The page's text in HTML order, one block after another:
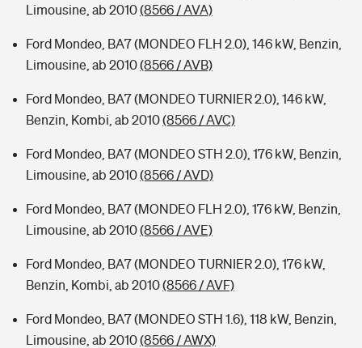
Limousine, ab 2010(8566 / AVA)
Ford Mondeo, BA7 (MONDEO FLH 2.0), 146 kW, Benzin,
Limousine, ab 2010(8566 / AVB)
Ford Mondeo, BA7 (MONDEO TURNIER 2.0), 146 kW,
Benzin, Kombi, ab 2010(8566 / AVC)
Ford Mondeo, BA7 (MONDEO STH 2.0), 176 kW, Benzin,
Limousine, ab 2010(8566 / AVD)
Ford Mondeo, BA7 (MONDEO FLH 2.0), 176 kW, Benzin,
Limousine, ab 2010(8566 / AVE)
Ford Mondeo, BA7 (MONDEO TURNIER 2.0), 176 kW,
Benzin, Kombi, ab 2010(8566 / AVF)
Ford Mondeo, BA7 (MONDEO STH 1.6), 118 kW, Benzin,
Limousine, ab 2010(8566 / AWX)